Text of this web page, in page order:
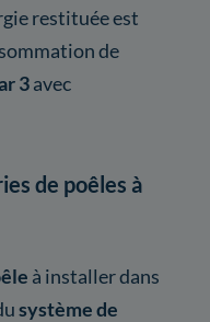
restituée est
de
3avec
de poêles à
à installer dans
système de